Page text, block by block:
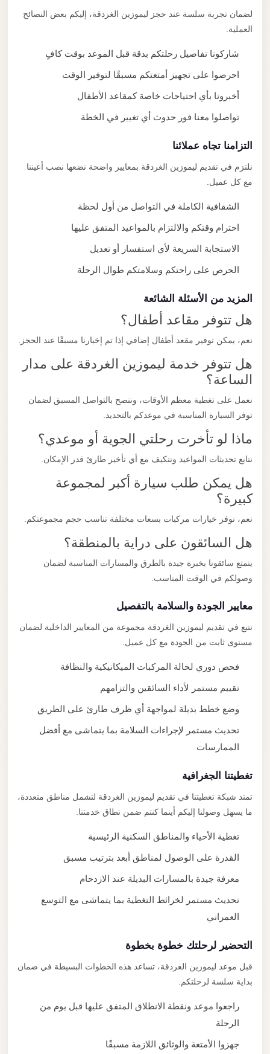
لضمان تجربة سلسة عند حجز ليموزين الغردقة، إليكم بعض النصائح
العملية.
شاركونا تفاصيل رحلتكم بدقة قبل الموعد بوقت كافٍ
احرصوا على تجهيز أمتعتكم مسبقًا لتوفير الوقت
أخبرونا بأي احتياجات خاصة كمقاعد الأطفال
تواصلوا معنا فور حدوث أي تغيير في الخطة
التزامنا تجاه عملائنا
نلتزم في تقديم ليموزين الغردقة بمعايير واضحة نضعها نصب أعيننا
مع كل عميل.
الشفافية الكاملة في التواصل من أول لحظة
احترام وقتكم والالتزام بالمواعيد المتفق عليها
الاستجابة السريعة لأي استفسار أو تعديل
الحرص على راحتكم وسلامتكم طوال الرحلة
المزيد من الأسئلة الشائعة
هل تتوفر مقاعد أطفال؟
نعم، يمكن توفير مقعد أطفال إضافي إذا تم إخبارنا مسبقًا عند الحجز.
هل تتوفر خدمة ليموزين الغردقة على مدار
الساعة؟
نعمل على تغطية معظم الأوقات، وننصح بالتواصل المسبق لضمان
توفر السيارة المناسبة في موعدكم بالتحديد.
ماذا لو تأخرت رحلتي الجوية أو موعدي؟
نتابع تحديثات المواعيد ونتكيف مع أي تأخير طارئ قدر الإمكان.
هل يمكن طلب سيارة أكبر لمجموعة
كبيرة؟
نعم، نوفر خيارات مركبات بسعات مختلفة تناسب حجم مجموعتكم.
هل السائقون على دراية بالمنطقة؟
يتمتع سائقونا بخبرة جيدة بالطرق والمسارات المناسبة لضمان
وصولكم في الوقت المناسب.
معايير الجودة والسلامة بالتفصيل
نتبع في تقديم ليموزين الغردقة مجموعة من المعايير الداخلية لضمان
مستوى ثابت من الجودة مع كل عميل.
فحص دوري لحالة المركبات الميكانيكية والنظافة
تقييم مستمر لأداء السائقين والتزامهم
وضع خطط بديلة لمواجهة أي ظرف طارئ على الطريق
تحديث مستمر لإجراءات السلامة بما يتماشى مع أفضل
الممارسات
تغطيتنا الجغرافية
تمتد شبكة تغطيتنا في تقديم ليموزين الغردقة لتشمل مناطق متعددة،
ما يسهل وصولنا إليكم أينما كنتم ضمن نطاق خدمتنا.
تغطية الأحياء والمناطق السكنية الرئيسية
القدرة على الوصول لمناطق أبعد بترتيب مسبق
معرفة جيدة بالمسارات البديلة عند الازدحام
تحديث مستمر لخرائط التغطية بما يتماشى مع التوسع
العمراني
التحضير لرحلتك خطوة بخطوة
قبل موعد ليموزين الغردقة، تساعد هذه الخطوات البسيطة في ضمان
بداية سلسة لرحلتكم.
راجعوا موعد ونقطة الانطلاق المتفق عليها قبل يوم من
الرحلة
جهزوا الأمتعة والوثائق اللازمة مسبقًا